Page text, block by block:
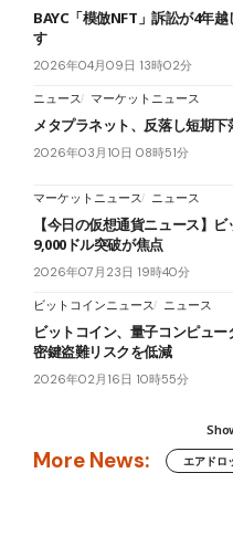
BAYC「模倣NFT」訴訟が4年
す
2026年04月09日 13時02分
ニュース マーケットニュース
メタプラネット、反落し短期
2026年03月10日 08時51分
マーケットニュース ニュース
【今日の仮想通貨ニュース】
9,000ドル突破が焦点
2026年07月23日 19時40分
ビットコインニュース ニュース
ビットコイン、量子コンピュー
密鍵盗難リスクを低減
2026年02月16日 10時55分
More News: エアドロ